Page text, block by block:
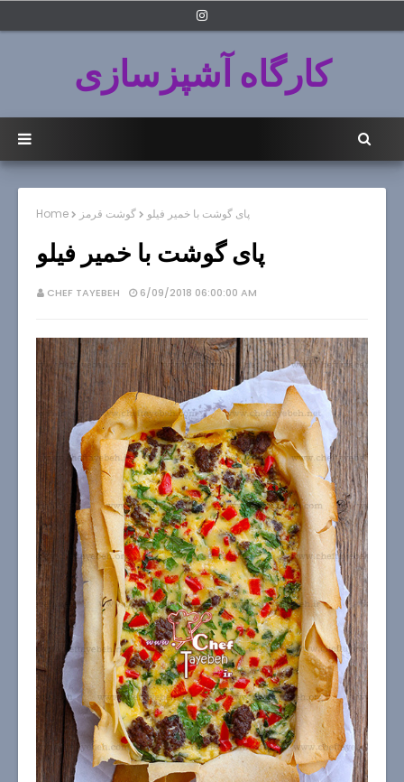
کارگاه آشپزسازی
Home گوشت قرمز پای گوشت با خمیر فیلو
پای گوشت با خمیر فیلو
CHEF TAYEBEH 6/09/2018 06:00:00 AM